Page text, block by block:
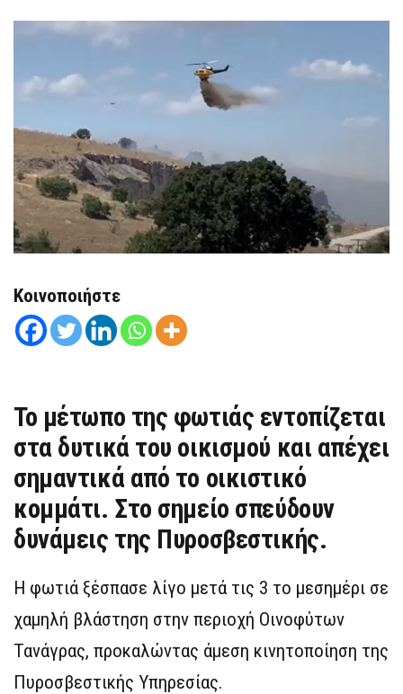
Κοινοποιήστε
Το μέτωπο της φωτιάς εντοπίζεται
στα δυτικά του οικισμού και απέχει
σημαντικά από το οικιστικό
κομμάτι. Στο σημείο σπεύδουν
δυνάμεις της Πυροσβεστικής.
Η φωτιά ξέσπασε λίγο μετά τις 3 το μεσημέρι σε
χαμηλή βλάστηση στην περιοχή Οινοφύτων
Τανάγρας, προκαλώντας άμεση κινητοποίηση της
Πυροσβεστικής Υπηρεσίας.